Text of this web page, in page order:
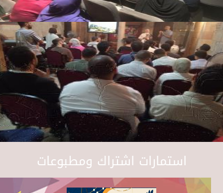
استمارات اشتراك ومطبوعات